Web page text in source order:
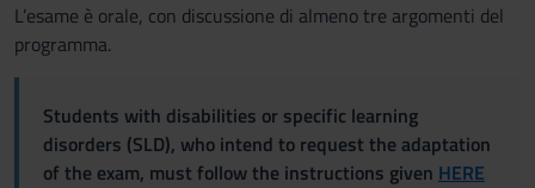
L’esame è orale, con discussione di almeno tre argomenti del
programma.
Students with disabilities or specific learning
disorders (SLD), who intend to request the adaptation
of the exam, must follow the instructions given HERE